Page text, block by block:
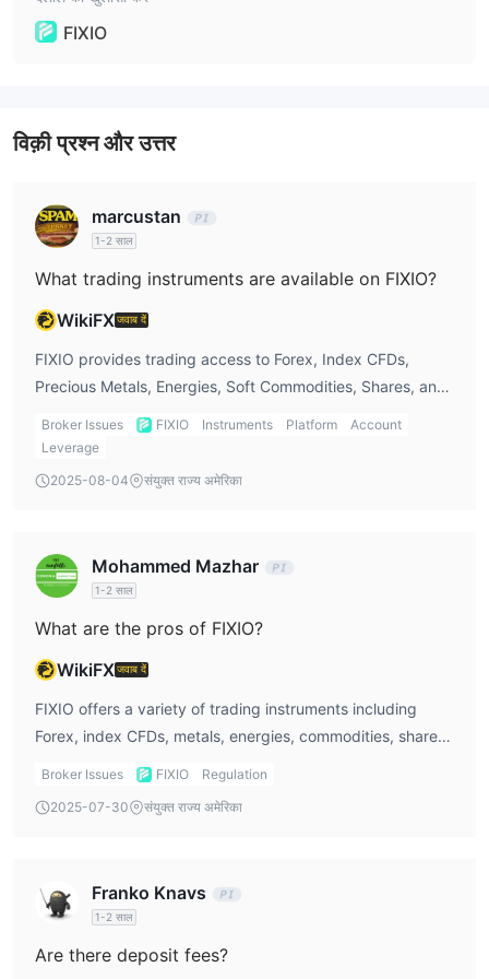
जमा विकल्प
निकासी विकल्प
FIXIO
विक़ी प्रश्न और उत्तर
marcustan
1-2 साल
What trading instruments are available on FIXIO?
WikiFXजवाब दें
FIXIO provides trading access to Forex, Index CFDs,
Precious Metals, Energies, Soft Commodities, Shares, and
Bonds. Cryptocurrency and ETF trading are not listed as
supported.
Broker Issues FIXIO Instruments Platform
Account
Leverage
2025-08-04
संयुक्त राज्य अमेरिका
Mohammed Mazhar
1-2 साल
What are the pros of FIXIO?
WikiFXजवाब दें
FIXIO offers a variety of trading instruments including
Forex, index CFDs, metals, energies, commodities, shares,
and bonds. It provides multiple trading platforms like MT5,
leverage up to 1:1000 with spreads starting from 0.
Broker Issues FIXIO
Regulation
2025-07-30
संयुक्त राज्य अमेरिका
Franko Knavs
1-2 साल
Are there deposit fees?